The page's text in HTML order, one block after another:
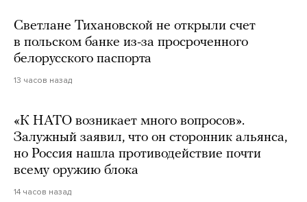
Светлане Тихановской не открыли счет
в польском банке из-за просроченного
белорусского паспорта
13 часов назад
«К НАТО возникает много вопросов».
Залужный заявил, что он сторонник альянса,
но Россия нашла противодействие почти
всему оружию блока
14 часов назад